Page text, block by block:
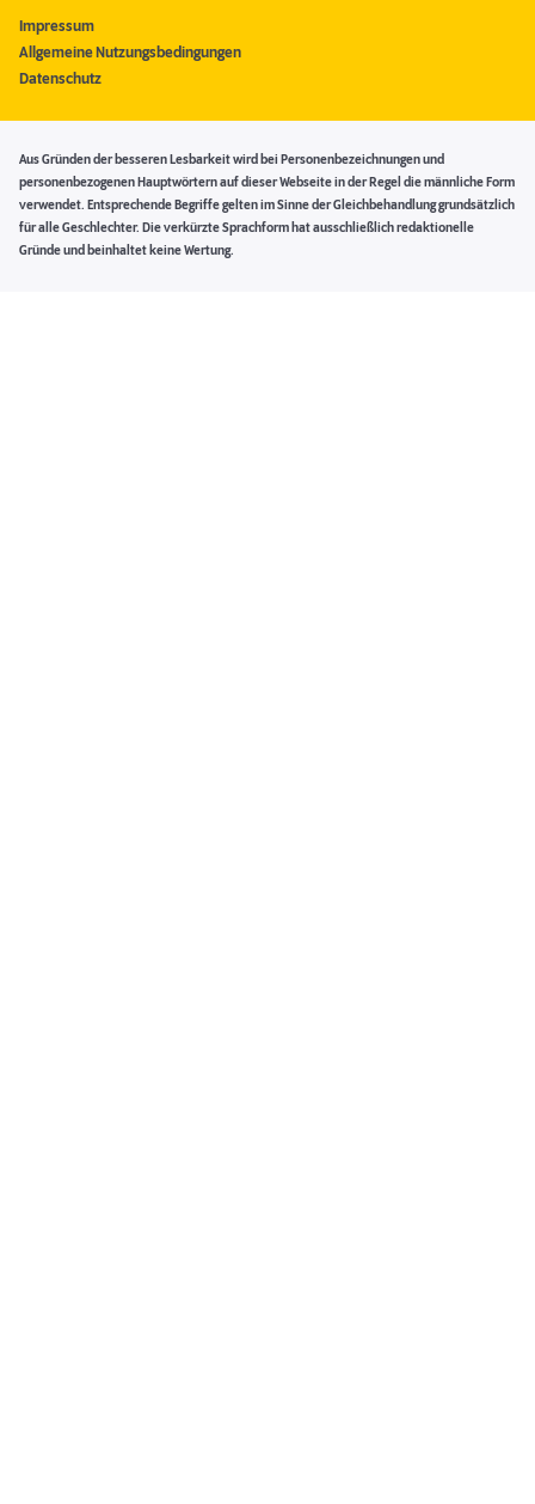
Impressum
Allgemeine Nutzungsbedingungen
Datenschutz
Aus Gründen der besseren Lesbarkeit wird bei Personenbezeichnungen und
personenbezogenen Hauptwörtern auf dieser Webseite in der Regel die männliche Form
verwendet. Entsprechende Begriffe gelten im Sinne der Gleichbehandlung grundsätzlich
für alle Geschlechter. Die verkürzte Sprachform hat ausschließlich redaktionelle
Gründe und beinhaltet keine Wertung.